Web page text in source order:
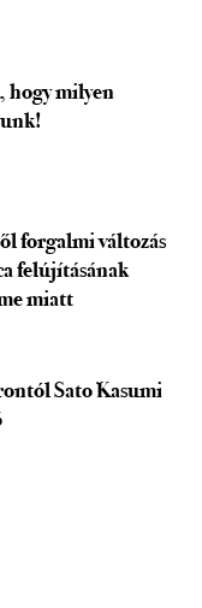
hogy milyen
forgalmi változás
felújításának
miatt
Sato Kasumi